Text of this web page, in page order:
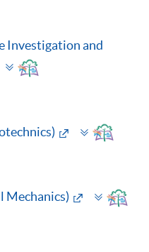
Investigation and
Toggle
panel
Toggle
panel
Mechanics)
Toggle
panel